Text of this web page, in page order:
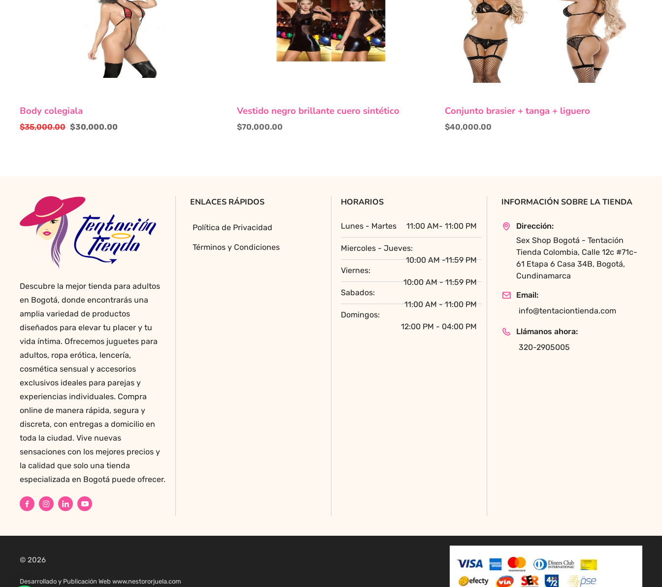
Body colegiala
$35,000.00 $30,000.00
Vestido negro brillante cuero sintético
$70,000.00
producto
tiene
múltiples
la
página
producto
Conjunto brasier + tanga + liguero
$40,000.00
Descubre la mejor tienda para adultos
en Bogotá, donde encontrarás una
amplia variedad de productos
diseñados para elevar tu placer y tu
vida íntima. Ofrecemos juguetes para
adultos, ropa erótica, lencería,
cosmética sensual y accesorios
exclusivos ideales para parejas y
experiencias individuales. Compra
online de manera rápida, segura y
discreta, con entregas a domicilio en
toda la ciudad. Vive nuevas
sensaciones con los mejores precios y
la calidad que solo una tienda
especializada en Bogotá puede ofrecer.
ENLACES RÁPIDOS
Política de Privacidad
Términos y Condiciones
HORARIOS
Lunes - Martes 11:00 AM- 11:00 PM
Miercoles - Jueves:
10:00 AM -11:59 PM
Viernes:
10:00 AM - 11:59 PM
Sabados:
11:00 AM - 11:00 PM
Domingos:
12:00 PM - 04:00 PM
INFORMACIÓN SOBRE LA TIENDA
Dirección:
Sex Shop Bogotá - Tentación
Tienda Colombia, Calle 12c #71c-
61 Etapa 6 Casa 34B, Bogotá,
Cundinamarca
Email:
info@tentaciontienda.com
Llámanos ahora:
320-2905005
© 2026
Desarrollado y Publicación Web www.nestororjuela.com